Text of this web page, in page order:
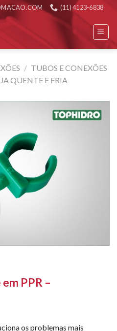
(11) 4123-6838
/ TUBOS E CONEXÕES
QUENTE E FRIA
PPR –
os problemas mais